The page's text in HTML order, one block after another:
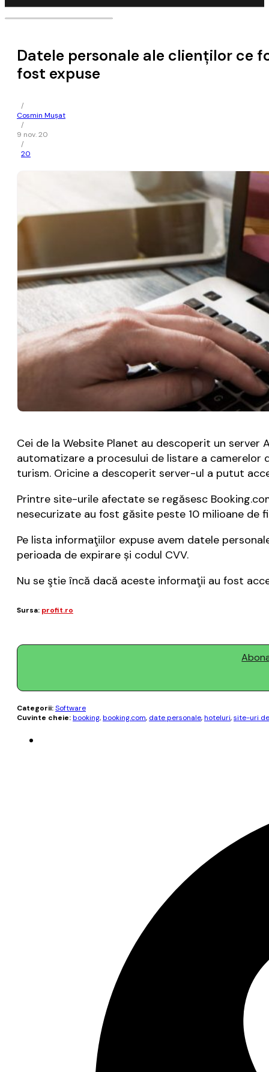
Datele personale ale clienţilor ce
fost expuse
/
Cosmin Mușat
/
9 nov. 20
/
20
Cei de la Website Planet au descoperit un
automatizare a procesului de listare a
turism. Oricine a descoperit server-ul a putut
Printre site-urile afectate se regăsesc
nesecurizate au fost găsite peste 10 milioane de
Pe lista informaţiilor expuse avem datele
perioada de expirare și codul CVV.
Nu se ştie încă dacă aceste informaţii au fost
Sursa: profit.ro
Categorii:Software
Cuvinte cheie:booking,booking.com, date personale,hoteluri,site-uri